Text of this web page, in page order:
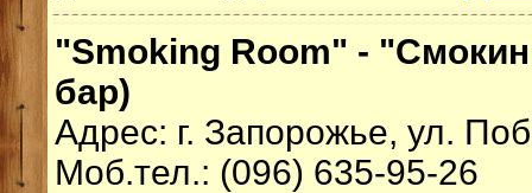
"Smoking Room" -
бар)
Адрес: г. Запорожье, ул.
Моб.тел.: (096) 635-95-26